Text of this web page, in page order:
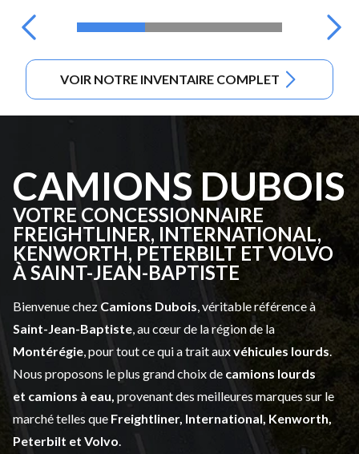
VOIR NOTRE INVENTAIRE COMPLET
CAMIONS DUBOIS
VOTRE CONCESSIONNAIRE
FREIGHTLINER, INTERNATIONAL,
KENWORTH, PETERBILT ET VOLVO
À SAINT-JEAN-BAPTISTE
Bienvenue chez Camions Dubois , véritable référence à
Saint-Jean-Baptiste , au cœur de la région de la
Montérégie , pour tout ce qui a trait auxvéhicules lourds
Nous proposons le plus grand choix de camions lourds
et camions à eau, provenant des meilleures marques sur le
marché telles que Freightliner, International, Kenworth,
Peterbilt et Volvo